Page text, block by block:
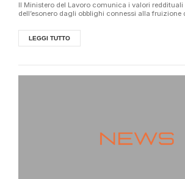
Il Ministero del Lavoro comunica i valori
dell’esonero dagli obblighi connessi alla fruizione
LEGGI TUTTO